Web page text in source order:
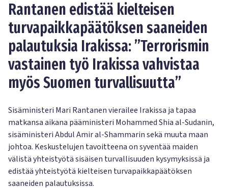
Rantanen edistää kielteisen
turvapaikkapäätöksen saaneiden
palautuksia Irakissa: ”Terrorismin
vastainen työ Irakissa vahvistaa
myös Suomen turvallisuutta”
Sisäministeri Mari Rantanen vierailee Irakissa ja tapaa
matkansa aikana pääministeri Mohammed Shia al-Sudanin,
sisäministeri Abdul Amir al-Shammarin sekä muuta maan
johtoa. Keskustelujen tavoitteena on syventää maiden
välistä yhteistyötä sisäisen turvallisuuden kysymyksissä ja
edistää yhteistyötä kielteisen turvapaikkapäätöksen
saaneiden palautuksissa.